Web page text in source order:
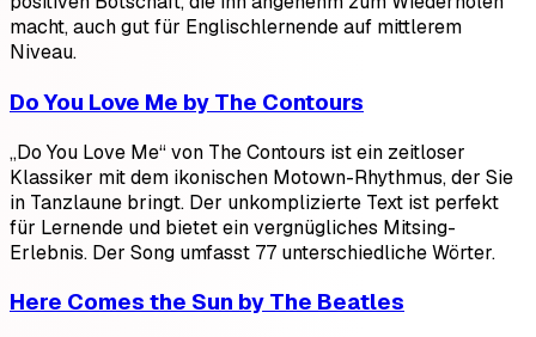
macht, auch gut für Englischlernende auf mittlerem
Niveau.
Do You Love Me by The Contours
„Do You Love Me“ von The Contours ist ein zeitloser
Klassiker mit dem ikonischen Motown-Rhythmus, der Sie
in Tanzlaune bringt. Der unkomplizierte Text ist perfekt
für Lernende und bietet ein vergnügliches Mitsing-
Erlebnis. Der Song umfasst 77 unterschiedliche Wörter.
Here Comes the Sun by The Beatles